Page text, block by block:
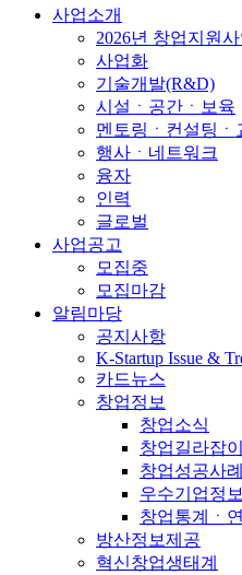
사업소개
2026년 창업지원
사업화
기술개발(R&D)
시설ㆍ공간ㆍ보육
멘토링ㆍ컨설팅ㆍ
행사ㆍ네트워크
융자
인력
글로벌
사업공고
모집중
모집마감
알림마당
공지사항
K-Startup Issue &
카드뉴스
창업정보
창업소식
창업길라잡이
창업성공사례
우수기업정보
창업통계ㆍ
방산정보제공
혁신창업생태계